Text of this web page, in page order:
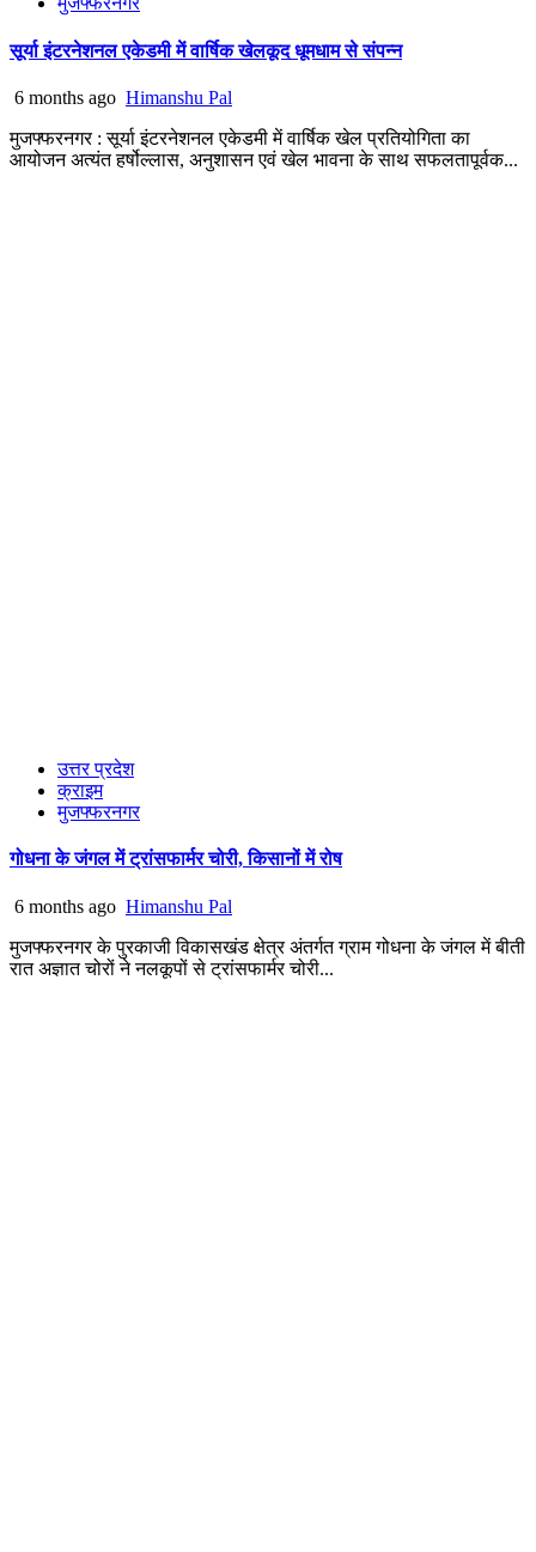
सूर्या इंटरनेशनल एकेडमी में वार्षिक खेलकूद धूमधाम से संपन्न
6 months ago Himanshu Pal
मुजफ्फरनगर : सूर्या इंटरनेशनल एकेडमी में वार्षिक खेल प्रतियोगिता का
आयोजन अत्यंत हर्षोल्लास, अनुशासन एवं खेल भावना के साथ सफलतापूर्वक...
उत्तर प्रदेश
क्राइम
मुजफ्फरनगर
गोधना के जंगल में ट्रांसफार्मर चोरी, किसानों में रोष
6 months ago Himanshu Pal
मुजफ्फरनगर के पुरकाजी विकासखंड क्षेत्र अंतर्गत ग्राम गोधना के जंगल में बीती
रात अज्ञात चोरों ने नलकूपों से ट्रांसफार्मर चोरी...